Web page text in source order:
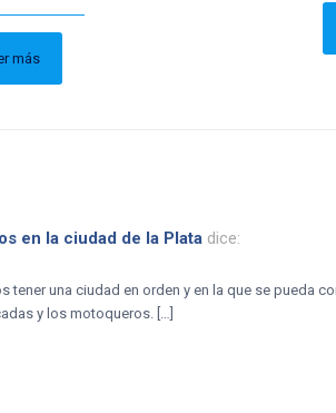
más
en la ciudad de la Plata dice:
tener una ciudad en orden y en la que se pueda
y los motoqueros. […]